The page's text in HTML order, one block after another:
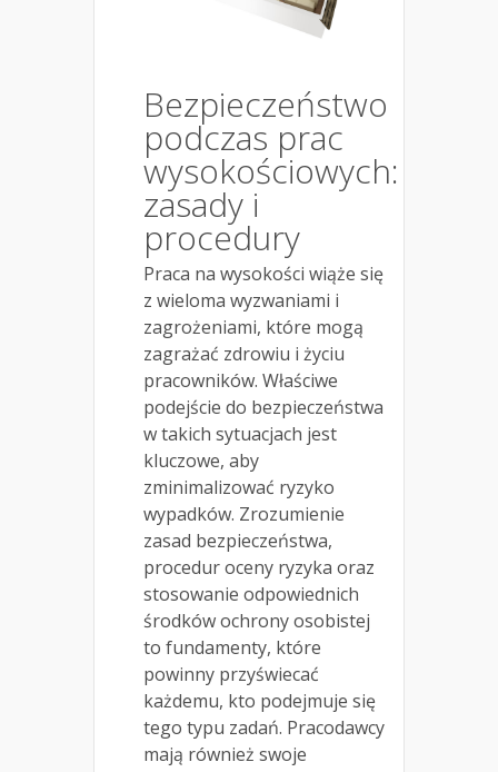
Bezpieczeństwo
podczas prac
wysokościowych:
zasady i
procedury
Praca na wysokości wiąże się
z wieloma wyzwaniami i
zagrożeniami, które mogą
zagrażać zdrowiu i życiu
pracowników. Właściwe
podejście do bezpieczeństwa
w takich sytuacjach jest
kluczowe, aby
zminimalizować ryzyko
wypadków. Zrozumienie
zasad bezpieczeństwa,
procedur oceny ryzyka oraz
stosowanie odpowiednich
środków ochrony osobistej
to fundamenty, które
powinny przyświecać
każdemu, kto podejmuje się
tego typu zadań. Pracodawcy
mają również swoje